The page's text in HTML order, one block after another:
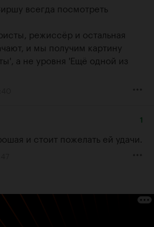
всегда посмотреть
режиссёр и остальная
и мы получим картину
а не уровня 'Ещё одной из
1
и стоит пожелать ей удачи.